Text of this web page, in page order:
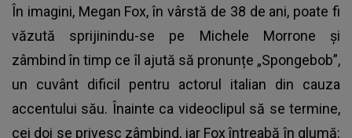
În imagini, Megan Fox, în vârstă de 38 de ani, poate fi
văzută sprijinindu-se pe Michele Morrone și
zâmbind în timp ce îl ajută să pronunțe „Spongebob”,
un cuvânt dificil pentru actorul italian din cauza
accentului său. Înainte ca videoclipul să se termine,
cei doi se privesc zâmbind, iar Fox întreabă în glumă: